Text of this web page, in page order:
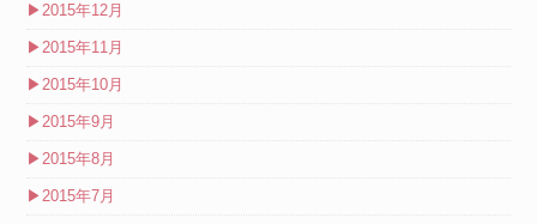
▶2015年12月
▶2015年11月
▶2015年10月
▶2015年9月
▶2015年8月
▶2015年7月